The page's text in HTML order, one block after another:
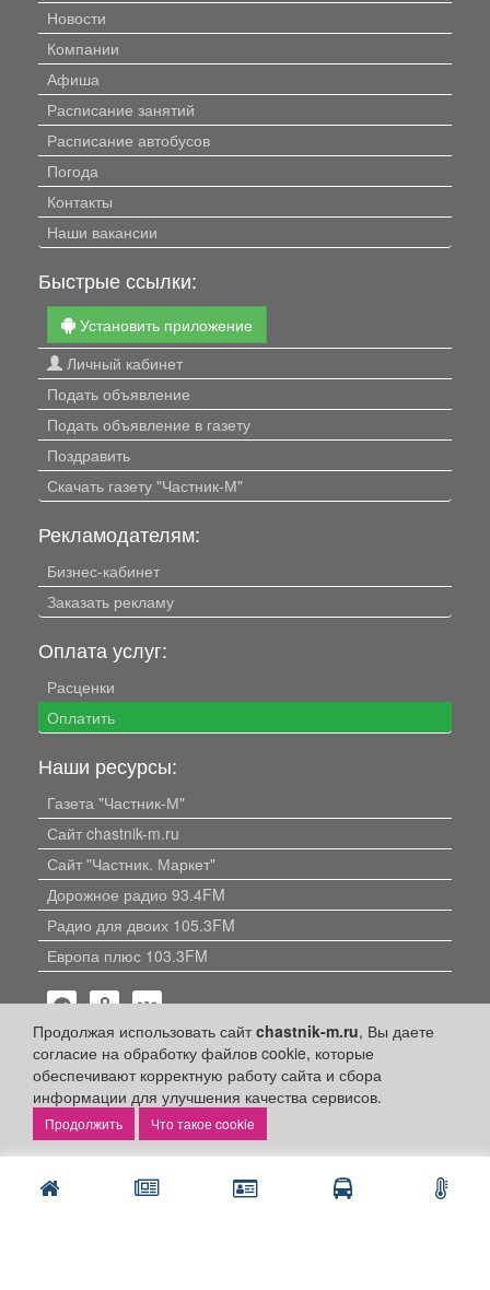
Продолжая использовать сайтchastnik-m.ru, Вы даете
согласие на обработку файлов cookie, которые
обеспечивают корректную работу сайта и сбора
информации для улучшения качества сервисов.
Что такое cookie
Новости
Компании
Афиша
Расписание занятий
Расписание автобусов
Погода
Контакты
Наши вакансии
Быстрые ссылки:
Установить приложение
Личный кабинет
Подать объявление
Подать объявление в газету
Поздравить
Скачать газету "Частник-М"
Рекламодателям:
Бизнес-кабинет
Заказать рекламу
Оплата услуг:
Расценки
Оплатить
Наши ресурсы:
Газета "Частник-М"
Сайт chastnik-m.ru
Сайт "Частник. Маркет"
Дорожное радио 93.4FM
Радио для двоих 105.3FM
Европа плюс 103.3FM
Политика конфиденциальности
Публикации с пометкой «Реклама», «На правах рекламы»,
«Партнёрский проект» оплачены рекламодателем.
Редакция сайта не несет ответственности за достоверность
информации, содержащейся в рекламных материалах и